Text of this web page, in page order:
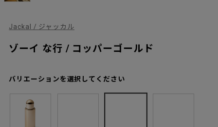
Jackal / ジャッカル
ゾーイ な行 / コッパーゴールド
バリエーションを選択してください